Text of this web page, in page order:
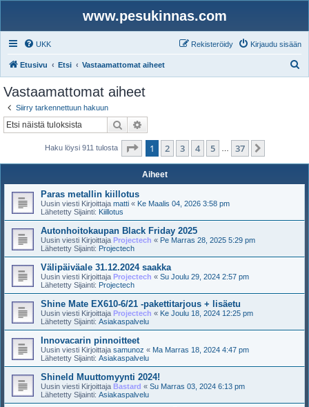
www.pesukinnas.com
UKK Kirjaudu sisään
Rekisteröidy
Etusivu Etsi Vastaamattomat aiheet
Vastaamattomat aiheet
Siirry tarkennettuun hakuun
Etsi
Haku löysi 911 tulosta Sivu /37
1 2 3 4 5 37
Aiheet
Paras metallin kiillotus
Uusin viesti Kirjoittaja matti « Ke Maalis 04, 2026 3:58 pm
Lähetetty Sijainti: Kiillotus
Autonhoitokaupan Black Friday 2025
Uusin viesti Kirjoittaja Projectech « Pe Marras 28, 2025 5:29 pm
Lähetetty Sijainti: Projectech
Välipäiväale 31.12.2024 saakka
Uusin viesti Kirjoittaja Projectech « Su Joulu 29, 2024 2:57 pm
Lähetetty Sijainti: Projectech
Shine Mate EX610-6/21 -pakettitarjous + lisäetu
Uusin viesti Kirjoittaja Projectech « Ke Joulu 18, 2024 12:25 pm
Lähetetty Sijainti: Asiakaspalvelu
Innovacarin pinnoitteet
Uusin viesti Kirjoittaja samunoz « Ma Marras 18, 2024 4:47 pm
Lähetetty Sijainti: Asiakaspalvelu
Shineld Muuttomyynti 2024!
Uusin viesti Kirjoittaja Bastard « Su Marras 03, 2024 6:13 pm
Lähetetty Sijainti: Asiakaspalvelu